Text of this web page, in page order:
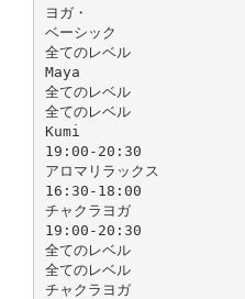
ヨガ・
ベーシック
全てのレベル
Maya
全てのレベル
全てのレベル
Kumi
19:00-20:30
アロマリラックス
16:30-18:00
チャクラヨガ
19:00-20:30
全てのレベル
全てのレベル
チャクラヨガ